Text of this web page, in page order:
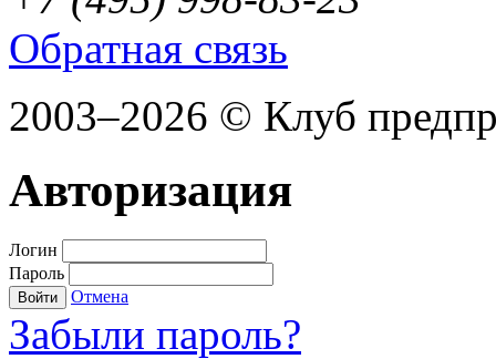
Обратная связь
2003–2026 © Клуб
Авторизация
Логин
Пароль
Войти Отмена
Забыли пароль?